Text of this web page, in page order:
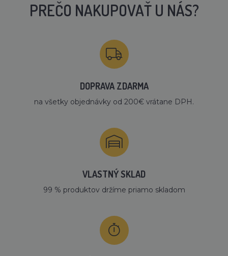
PREČO NAKUPOVAŤ U NÁS?
DOPRAVA ZDARMA
na všetky objednávky od 200€ vrátane DPH.
VLASTNÝ SKLAD
99 % produktov držíme priamo skladom